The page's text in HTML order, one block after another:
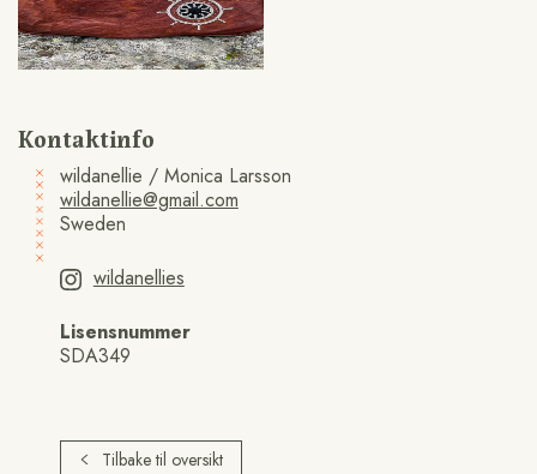
Kontaktinfo
wildanellie / Monica Larsson
wildanellie@gmail.com
Sweden
wildanellies
Lisensnummer
SDA349
Tilbake til oversikt